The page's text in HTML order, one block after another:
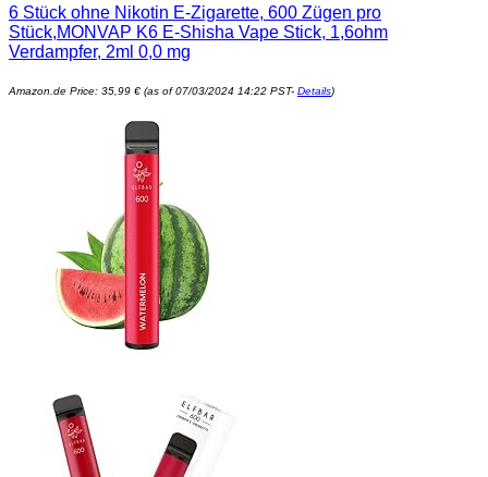
6 Stück ohne Nikotin E-Zigarette, 600 Zügen pro
Stück,MONVAP K6 E-Shisha Vape Stick, 1,6ohm
Verdampfer, 2ml 0,0 mg
Amazon.de Price: 35,99 € (as of 07/03/2024 14:22 PST- Details)